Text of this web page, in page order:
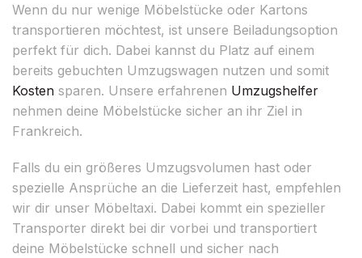
Wenn du nur wenige Möbelstücke oder Kartons
transportieren möchtest, ist unsere Beiladungsoption
perfekt für dich. Dabei kannst du Platz auf einem
bereits gebuchten Umzugswagen nutzen und somit
Kosten sparen. Unsere erfahrenen Umzugshelfer
nehmen deine Möbelstücke sicher an ihr Ziel in
Frankreich.
Falls du ein größeres Umzugsvolumen hast oder
spezielle Ansprüche an die Lieferzeit hast, empfehlen
wir dir unser Möbeltaxi. Dabei kommt ein spezieller
Transporter direkt bei dir vorbei und transportiert
deine Möbelstücke schnell und sicher nach